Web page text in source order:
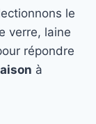
le
verre, laine
répondre
à